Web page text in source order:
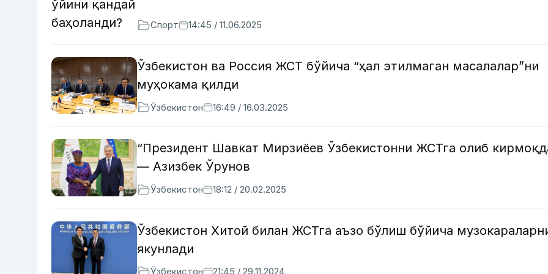
Спорт 14:45 / 11.06.2025
Ўзбекистон ва Россия ЖСТ бўйича “ҳал этилмаган масалалар”ни
муҳокама қилди
Ўзбекистон 16:49 / 16.03.2025
“Президент Шавкат Мирзиёев Ўзбекистонни ЖСТга олиб
— Азизбек Ўрунов
Ўзбекистон 18:12 / 20.02.2025
Ўзбекистон Хитой билан ЖСТга аъзо бўлиш бўйича
якунлади
Ўзбекистон 21:45 / 29.11.2024